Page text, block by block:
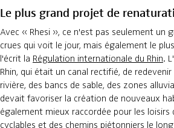
Le plus grand projet de
Avec « Rhesi », ce n'est pas seulement
crues qui voit le jour, mais également le
l'écrit la Régulation internationale du Rhin.
Rhin, qui était un canal rectifié, de
rivière, des bancs de sable, des zones
devait favoriser la création de nouveaux
également mieux raccordée pour les
cyclables et des chemins piétonniers le